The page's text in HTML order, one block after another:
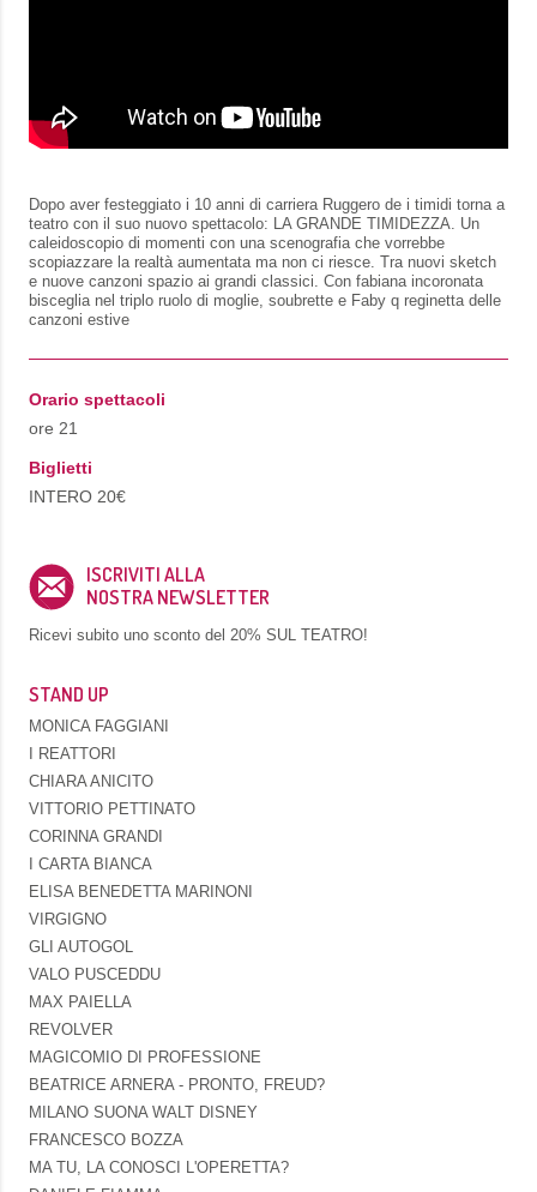
Dopo aver festeggiato i 10 anni di carriera Ruggero de i timidi torna a
teatro con il suo nuovo spettacolo: LA GRANDE TIMIDEZZA. Un
caleidoscopio di momenti con una scenografia che vorrebbe
scopiazzare la realtà aumentata ma non ci riesce. Tra nuovi sketch
e nuove canzoni spazio ai grandi classici. Con fabiana incoronata
bisceglia nel triplo ruolo di moglie, soubrette e Faby q reginetta delle
canzoni estive
Orario spettacoli
ore 21
Biglietti
INTERO 20€
ISCRIVITI ALLA
NOSTRA NEWSLETTER
Ricevi subito uno sconto del 20% SUL TEATRO!
STAND UP
MONICA FAGGIANI
I REATTORI
CHIARA ANICITO
VITTORIO PETTINATO
CORINNA GRANDI
I CARTA BIANCA
ELISA BENEDETTA MARINONI
VIRGIGNO
GLI AUTOGOL
VALO PUSCEDDU
MAX PAIELLA
REVOLVER
MAGICOMIO DI PROFESSIONE
BEATRICE ARNERA - PRONTO, FREUD?
MILANO SUONA WALT DISNEY
FRANCESCO BOZZA
MA TU, LA CONOSCI L'OPERETTA?